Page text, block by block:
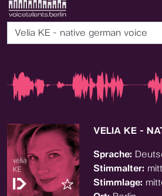
Velia KE - native german voice
VELIA KE -
Sprache:
Stimmalter:
Stimmlage: